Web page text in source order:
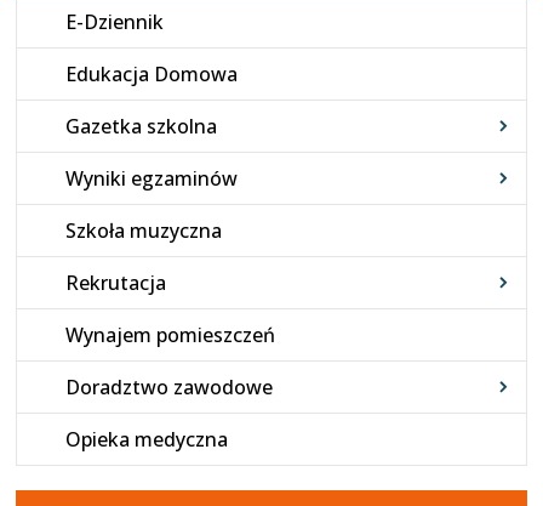
E-Dziennik
Edukacja Domowa
Gazetka szkolna
Wyniki egzaminów
Szkoła muzyczna
Rekrutacja
Wynajem pomieszczeń
Doradztwo zawodowe
Opieka medyczna